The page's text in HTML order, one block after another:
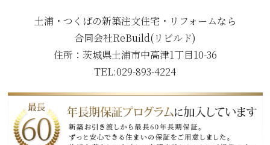
土浦・つくばの新築注文住宅・リフォームなら
合同会社ReBuild(リビルド)
住所：茨城県土浦市中高津1丁目10-36
TEL:029-893-4224